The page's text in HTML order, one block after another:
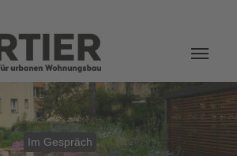
Im Gespräch